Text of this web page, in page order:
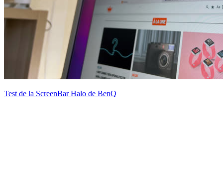
Test de la ScreenBar Halo de BenQ